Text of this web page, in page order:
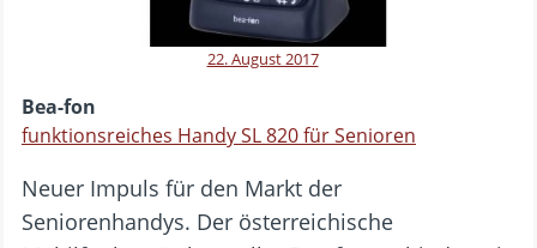
22. August 2017
Bea-fon
funktionsreiches Handy SL 820 für Senioren
Neuer Impuls für den Markt der
Seniorenhandys. Der österreichische